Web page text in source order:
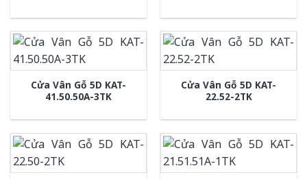
Cửa Vân Gỗ 5D KAT-
41.50.50A-3TK
Cửa Vân Gỗ 5D KAT-
22.52-2TK